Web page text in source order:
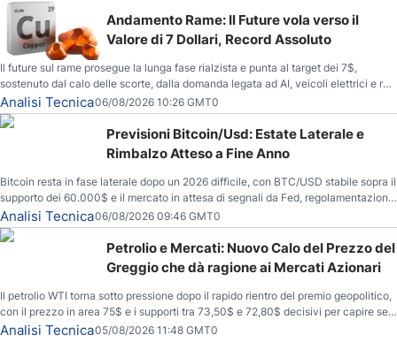
Andamento Rame: Il Future vola verso il
Valore di 7 Dollari, Record Assoluto
Il future sul rame prosegue la lunga fase rialzista e punta al target dei 7$,
sostenuto dal calo delle scorte, dalla domanda legata ad AI, veicoli elettrici e reti
energetiche, e dai timori di deficit produttivo dal 2028.
Analisi Tecnica06/08/2026 10:26 GMT0
Previsioni Bitcoin/Usd: Estate Laterale e
Rimbalzo Atteso a Fine Anno
Bitcoin resta in fase laterale dopo un 2026 difficile, con BTC/USD stabile sopra il
supporto dei 60.000$ e il mercato in attesa di segnali da Fed, regolamentazione
USA ed elezioni di medio termine.
Analisi Tecnica06/08/2026 09:46 GMT0
Petrolio e Mercati: Nuovo Calo del Prezzo del
Greggio che dà ragione ai Mercati Azionari
Il petrolio WTI torna sotto pressione dopo il rapido rientro del premio geopolitico,
con il prezzo in area 75$ e i supporti tra 73,50$ e 72,80$ decisivi per capire se il
ribasso potrà estendersi verso quota 70$.
Analisi Tecnica05/08/2026 11:48 GMT0